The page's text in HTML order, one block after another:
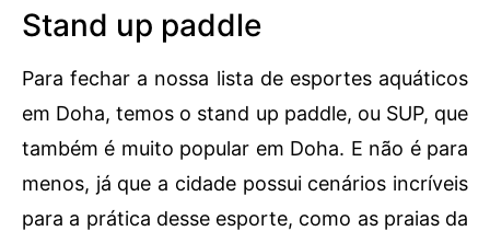
Stand up paddle
Para fechar a nossa lista de esportes aquáticos
em Doha, temos o stand up paddle, ou SUP, que
também é muito popular em Doha. E não é para
menos, já que a cidade possui cenários incríveis
para a prática desse esporte, como as praias da